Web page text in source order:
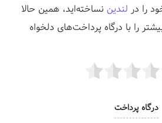
را در لندین نساخته‌اید، همین حالا
را با درگاه‌ پرداخت‌های دلخواه
درگاه پرداخت